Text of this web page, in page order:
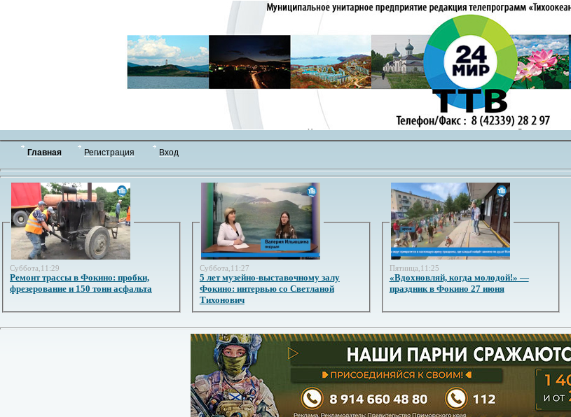
Главная Регистрация Вход
Суббота,11:29
Ремонт трассы в Фокино: пробки,
фрезерование и 150 тонн асфальта
Суббота,11:27
5 лет музейно-выставочному залу
Фокино: интервью со Светланой
Тихонович
Пятница,11:25
«Вдохновляй, когда молодой!» —
праздник в Фокино 27 июня